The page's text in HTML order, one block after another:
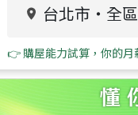
台北市 ・ 全區
👉 購屋能力試算，你的月